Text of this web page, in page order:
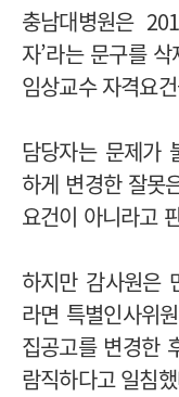
충남대병원은
자’라는 문구를
임상교수 자격요
담당자는 문제가
하게 변경한 잘못
요건이 아니라고
하지만 감사원은
라면 특별인사위
집공고를 변경한
람직하다고 일침